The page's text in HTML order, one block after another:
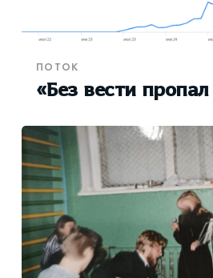
ПОТОК
«Без вести